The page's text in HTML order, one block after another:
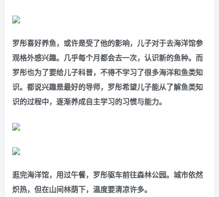
罗彤喜好养鱼，或许是受了他的影响，儿子对于去海洋馆参
观格外感兴趣。几乎每个月都会去一次，认识新的鱼种。而
罗彤也为了要给儿子科普，不得不学习了很多海洋和鱼类知
识。都说兴趣是最好的导师，罗彤希望儿子能从了解鱼类知
识的过程中，逐渐养成自主学习的习惯与能力。
逛完海洋馆，用过午餐，罗彤驱车前往森林公园。城市依然
炽热，但在山间林荫下，温度要清凉许多。